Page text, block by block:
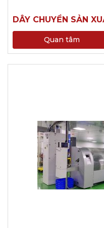
DÂY CHUYỀN SẢN
Quan tâm